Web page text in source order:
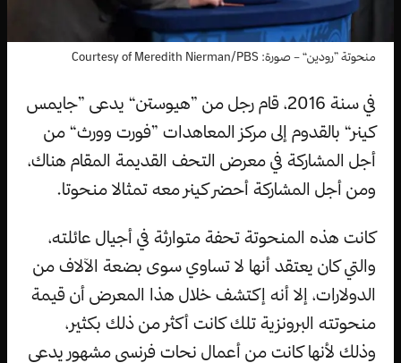
منحوتة ”رودين“ – صورة: Courtesy of Meredith Nierman/PBS
في سنة 2016، قام رجل من ”هيوستن“ يدعى ”جايمس
كينر“ بالقدوم إلى مركز المعاهدات ”فورت وورث“ من
أجل المشاركة في معرض التحف القديمة المقام هناك،
ومن أجل المشاركة أحضر كينر معه تمثالا منحوتا.
كانت هذه المنحوتة تحفة متوارثة في أجيال عائلته،
والتي كان يعتقد أنها لا تساوي سوى بضعة الآلاف من
الدولارات، إلا أنه إكتشف خلال هذا المعرض أن قيمة
منحوتته البرونزية تلك كانت أكثر من ذلك بكثير،
وذلك لأنها كانت من أعمال نحات فرنسي مشهور يدعى